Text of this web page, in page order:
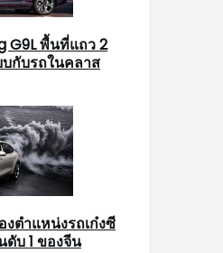
G9L พื้นที่แถว 2
บกับรถในคลาส
งตำแหน่งรถเก๋งซี
บ 1 ของจีน